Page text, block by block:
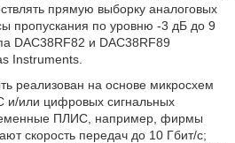
прямую выборку аналоговых
пропускания по уровню -3 дБ до 9
DAC38RF82 и DAC38RF89
Instruments.
реализован на основе микросхем
или цифровых сигнальных
ПЛИС, например, фирмы
скорость передач до 10 Гбит/с;